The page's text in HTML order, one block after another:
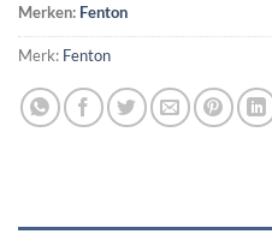
Merken: Fenton
Merk: Fenton